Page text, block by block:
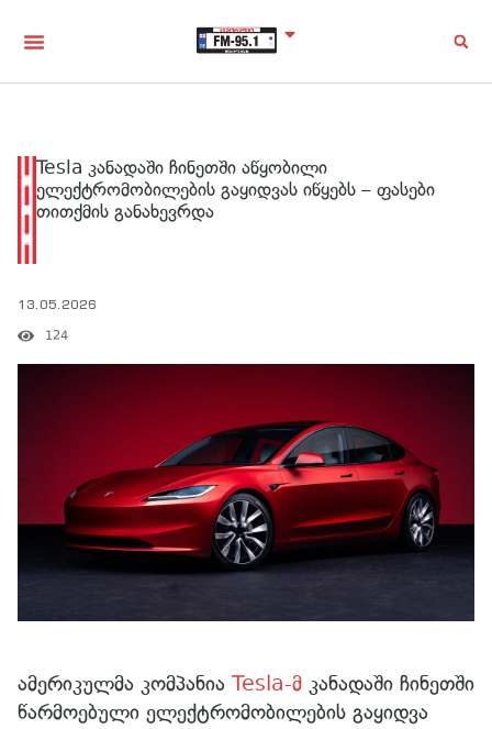
Tesla კანადაში ჩინეთში აწყობილი
ელექტრომობილების გაყიდვას იწყებს – ფასები
თითქმის განახევრდა
13.05.2026
124
ამერიკულმა კომპანია Tesla-მ კანადაში ჩინეთში
წარმოებული ელექტრომობილების გაყიდვა